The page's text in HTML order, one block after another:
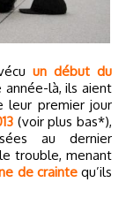
un début du
là, ils aient
leur premier jour
(voir plus bas*),
au dernier
trouble, menant
de craintequ’ils